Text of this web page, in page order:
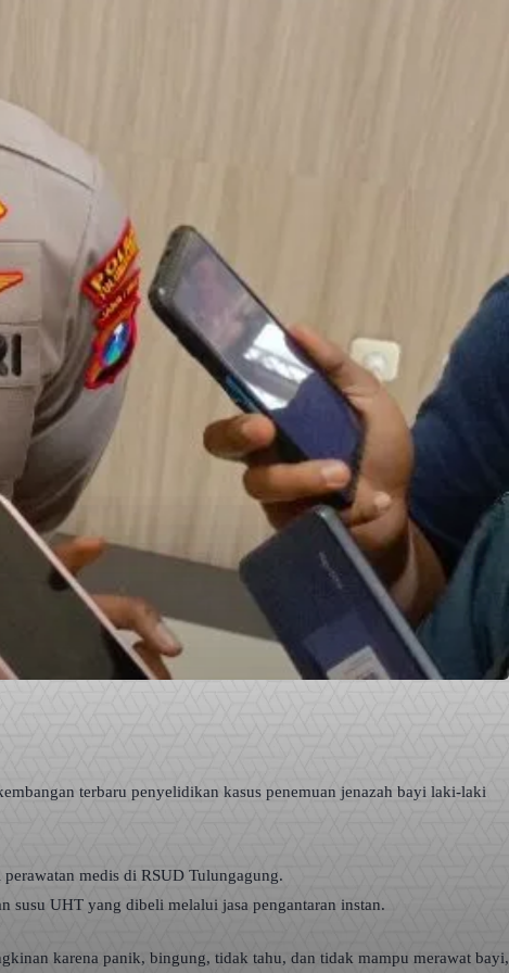
terbaru penyelidikan kasus penemuan jenazah bayi laki-laki
medis di RSUD Tulungagung.
susu UHT yang dibeli melalui jasa pengantaran instan.
karena panik, bingung, tidak tahu, dan tidak mampu merawat bayi,